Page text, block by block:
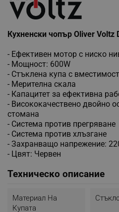
Кухненски чопър Oliver Voltz
- Ефективен мотор с ниско
- Мощност: 600W
- Стъклена купа с
- Мерителна скала
- Капацитет за ефективна
- Висококачествено двойно
стомана
- Система против прегряване
- Система против хлъзгане
- Захранващо напрежение:
- Цвят: Червен
Техническо описание
Материал На
Купата